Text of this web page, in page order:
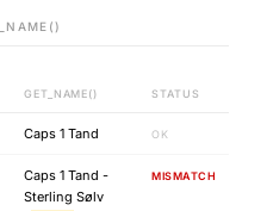
GET_NAME() STATUS
Caps 1 Tand OK
Caps 1 Tand -
Sterling Sølv
MISMATCH